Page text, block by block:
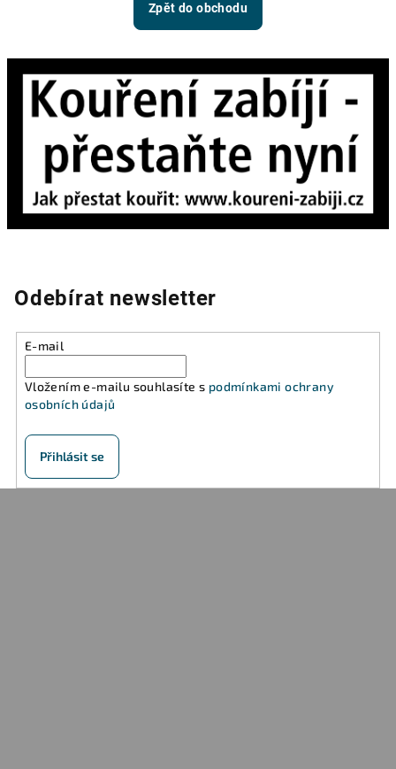
Zpět do obchodu
Odebírat newsletter
E-mail
Vložením e-mailu souhlasíte s podmínkami ochrany
osobních údajů
Přihlásit se